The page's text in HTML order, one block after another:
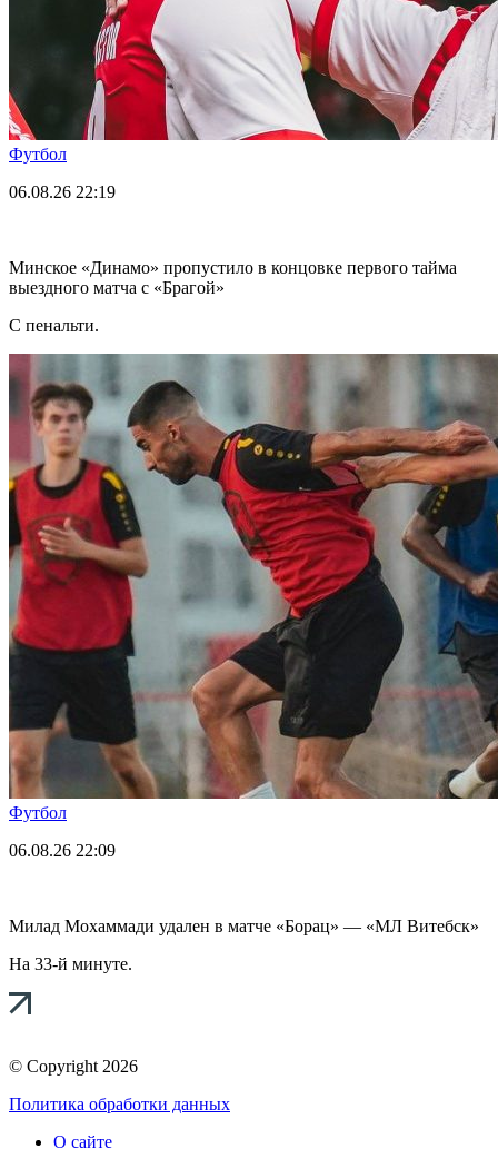
Футбол
06.08.26 22:19
Минское «Динамо» пропустило в концовке первого тайма
выездного матча с «Брагой»
С пенальти.
Футбол
06.08.26 22:09
Милад Мохаммади удален в матче «Борац» — «МЛ Витебск»
На 33-й минуте.
© Copyright 2026
Политика обработки данных
О сайте